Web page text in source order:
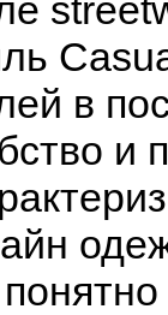
в
и